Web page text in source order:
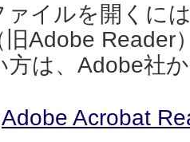
ァイルを開くに
旧Adobe Reader
方は、Adobe社
Adobe Acrobat